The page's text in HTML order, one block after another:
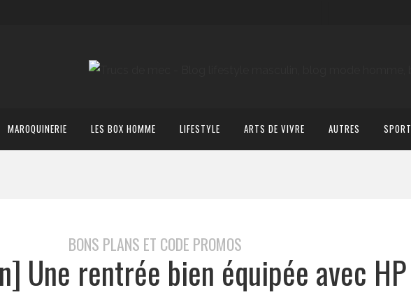
MAROQUINERIE LES BOX HOMME LIFESTYLE ARTS DE VIVRE AUTRES SPORT
BONS PLANS ET CODE PROMOS
Une rentrée bien équipée avec HP